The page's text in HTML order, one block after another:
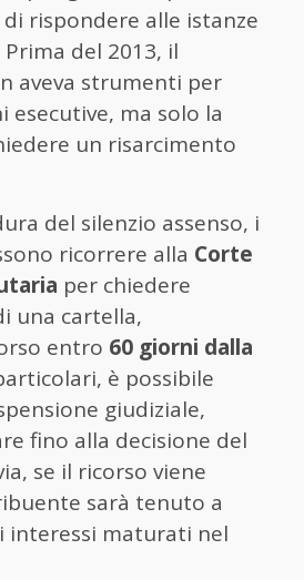
rispondere alle istanze
del 2013, il
aveva strumenti per
esecutive, ma solo la
un risarcimento
del silenzio assenso, i
ricorrere alla Corte
per chiedere
una cartella,
entro 60 giorni dalla
è possibile
giudiziale,
fino alla decisione del
se il ricorso viene
sarà tenuto a
interessi maturati nel